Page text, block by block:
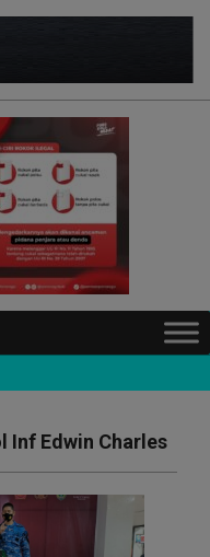
Inf Edwin Charles